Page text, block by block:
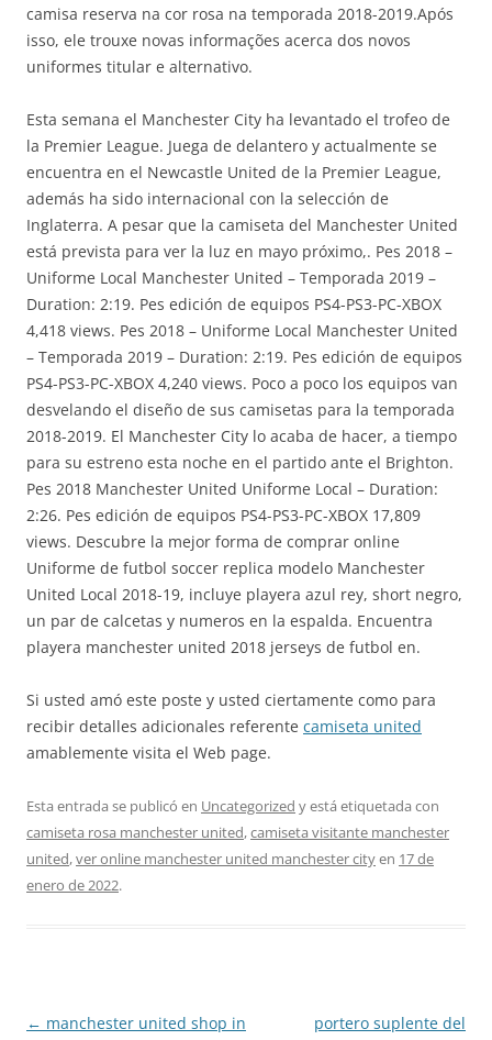
camisa reserva na cor rosa na temporada 2018-2019.Após
isso, ele trouxe novas informações acerca dos novos
uniformes titular e alternativo.
Esta semana el Manchester City ha levantado el trofeo de
la Premier League. Juega de delantero y actualmente se
encuentra en el Newcastle United de la Premier League,
además ha sido internacional con la selección de
Inglaterra. A pesar que la camiseta del Manchester United
está prevista para ver la luz en mayo próximo,. Pes 2018 –
Uniforme Local Manchester United – Temporada 2019 –
Duration: 2:19. Pes edición de equipos PS4-PS3-PC-XBOX
4,418 views. Pes 2018 – Uniforme Local Manchester United
– Temporada 2019 – Duration: 2:19. Pes edición de equipos
PS4-PS3-PC-XBOX 4,240 views. Poco a poco los equipos van
desvelando el diseño de sus camisetas para la temporada
2018-2019. El Manchester City lo acaba de hacer, a tiempo
para su estreno esta noche en el partido ante el Brighton.
Pes 2018 Manchester United Uniforme Local – Duration:
2:26. Pes edición de equipos PS4-PS3-PC-XBOX 17,809
views. Descubre la mejor forma de comprar online
Uniforme de futbol soccer replica modelo Manchester
United Local 2018-19, incluye playera azul rey, short negro,
un par de calcetas y numeros en la espalda. Encuentra
playera manchester united 2018 jerseys de futbol en.
Si usted amó este poste y usted ciertamente como para
recibir detalles adicionales referente camiseta united
amablemente visita el Web page.
Esta entrada se publicó en Uncategorized y está etiquetada con
camiseta rosa manchester united,camiseta visitante manchester
united,ver online manchester united manchester cityen 17 de
enero de 2022.
Navegación
← manchester united shop in portero suplente del